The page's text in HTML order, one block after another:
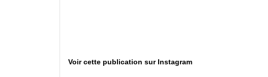
Voir cette publication sur Instagram